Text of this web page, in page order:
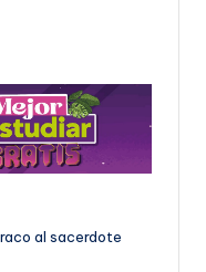
al sacerdote